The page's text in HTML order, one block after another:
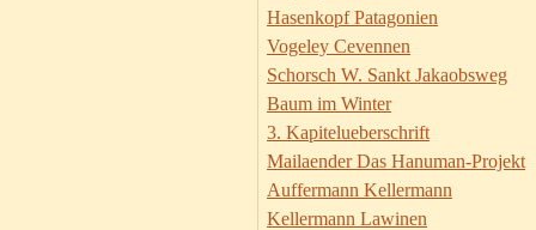
Hasenkopf Patagonien
Vogeley Cevennen
Schorsch W. Sankt Jakaobsweg
Baum im Winter
3. Kapitelueberschrift
Mailaender Das Hanuman-Projekt
Auffermann Kellermann
Kellermann Lawinen